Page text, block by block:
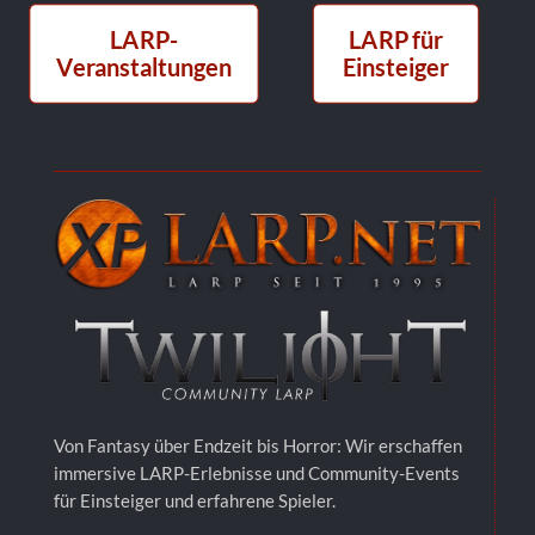
LARP-
Veranstaltungen
LARP für
Einsteiger
Von Fantasy über Endzeit bis Horror: Wir erschaffen
immersive LARP-Erlebnisse und Community-Events
für Einsteiger und erfahrene Spieler.